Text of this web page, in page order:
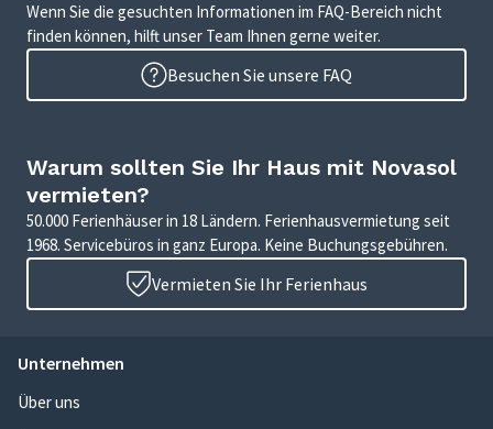
Wenn Sie die gesuchten Informationen im FAQ-Bereich nicht
finden können, hilft unser Team Ihnen gerne weiter.
Besuchen Sie unsere FAQ
Warum sollten Sie Ihr Haus mit Novasol
vermieten?
50.000 Ferienhäuser in 18 Ländern. Ferienhausvermietung seit
1968. Servicebüros in ganz Europa. Keine Buchungsgebühren.
Vermieten Sie Ihr Ferienhaus
Unternehmen
Über uns